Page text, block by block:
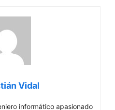
Vidal
informático apasionado